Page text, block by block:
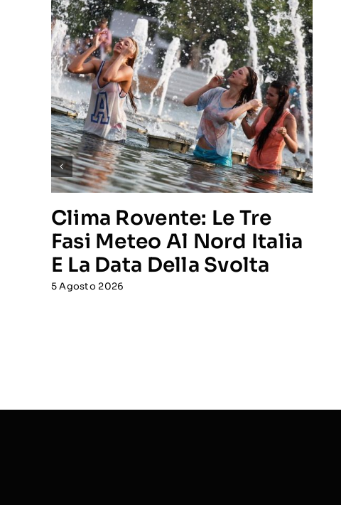
Clima Rovente: Le Tre
Fasi Meteo Al Nord Italia
E La Data Della Svolta
5 Agosto 2026